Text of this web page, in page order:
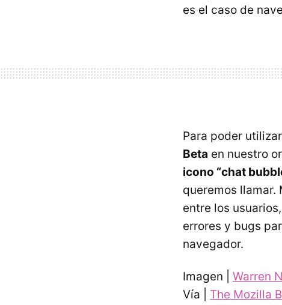
es el caso de
Para poder
Beta en nuestro
icono “chat
queremos
entre los
errores y bugs
navegador.
Imagen | Warren
Vía | The Mozilla